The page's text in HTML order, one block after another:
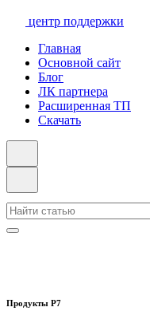
центр поддержки
Главная
Основной сайт
Блог
ЛК партнера
Расширенная ТП
Скачать
Продукты Р7